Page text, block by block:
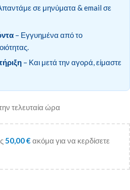
σε μηνύματα & email σε
– Εγγυημένα από το
– Και μετά την αγορά, είμαστε
τελευταία ώρα
50,00€ ακόμα για να κερδίσετε